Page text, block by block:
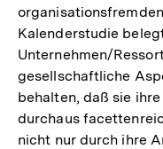
Kalenderstudie
Unternehmen/
gesellschaftliche
behalten, daß sie
durchaus
nicht nur durch ihre